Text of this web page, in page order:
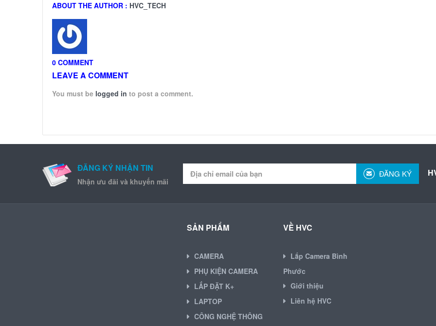
ABOUT THE AUTHOR : HVC_TECH
0 COMMENT
LEAVE A COMMENT
You must be logged in to post a comment.
ĐĂNG KÝ NHẬN TIN
Nhận ưu đãi và khuyến mãi
ĐĂNG KÝ
SẢN PHẨM
CAMERA
PHỤ KIỆN CAMERA
LẮP ĐẶT K+
LAPTOP
CÔNG NGHỆ THÔNG
VỀ HVC
Lắp Camera Bình
Phước
Giới thiệu
Liên hệ HVC